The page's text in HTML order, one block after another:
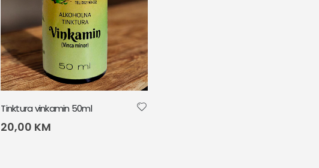
Tinktura vinkamin 50ml
20,00 KM